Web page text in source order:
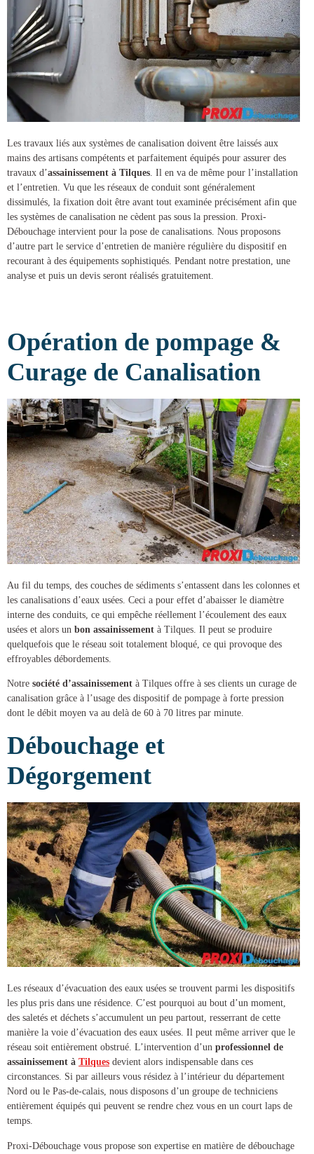
Les travaux liés aux systèmes de canalisation doivent être laissés aux
mains des artisans compétents et parfaitement équipés pour assurer des
travaux d’assainissement à Tilques. Il en va de même pour l’installation
et l’entretien. Vu que les réseaux de conduit sont généralement
dissimulés, la fixation doit être avant tout examinée précisément afin que
les systèmes de canalisation ne cèdent pas sous la pression. Proxi-
Débouchage intervient pour la pose de canalisations. Nous proposons
d’autre part le service d’entretien de manière régulière du dispositif en
recourant à des équipements sophistiqués. Pendant notre prestation, une
analyse et puis un devis seront réalisés gratuitement.
Opération de pompage &
Curage de Canalisation
Au fil du temps, des couches de sédiments s’entassent dans les colonnes et
les canalisations d’eaux usées. Ceci a pour effet d’abaisser le diamètre
interne des conduits, ce qui empêche réellement l’écoulement des eaux
usées et alors un bon assainissement à Tilques . Il peut se produire
quelquefois que le réseau soit totalement bloqué, ce qui provoque des
effroyables débordements.
Notre société d’assainissement à Tilques offre à ses clients un curage de
canalisation grâce à l’usage des dispositif de pompage à forte pression
dont le débit moyen va au delà de 60 à 70 litres par minute.
Débouchage et
Dégorgement
Les réseaux d’évacuation des eaux usées se trouvent parmi les dispositifs
les plus pris dans une résidence. C’est pourquoi au bout d’un moment,
des saletés et déchets s’accumulent un peu partout, resserrant de cette
manière la voie d’évacuation des eaux usées. Il peut même arriver que le
réseau soit entièrement obstrué. L’intervention d’un professionnel de
assainissement à Tilques devient alors indispensable dans ces
circonstances. Si par ailleurs vous résidez à l’intérieur du département
Nord ou le Pas-de-calais, nous disposons d’un groupe de techniciens
entièrement équipés qui peuvent se rendre chez vous en un court laps de
temps.
Proxi-Débouchage vous propose son expertise en matière de débouchage